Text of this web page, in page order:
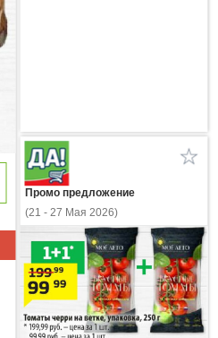
Промо предложение
(21 - 27 Мая 2026)